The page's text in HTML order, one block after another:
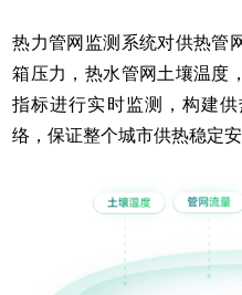
热力管网监测系统对供热管
箱压力，热水管网土壤温度
指标进行实时监测，构建
络，保证整个城市供热稳定